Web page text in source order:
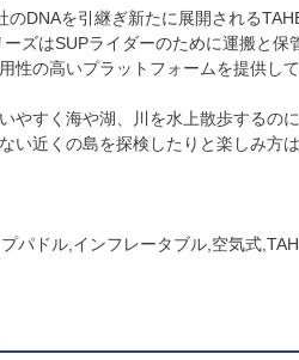
のDNAを引継ぎ新たに展開される
ズはSUPライダーのために運搬と保
性の高いプラットフォームを提供して
やすく海や湖、川を水上散歩するの
い近くの島を探検したりと楽しみ方
パドル,インフレータブル,空気式